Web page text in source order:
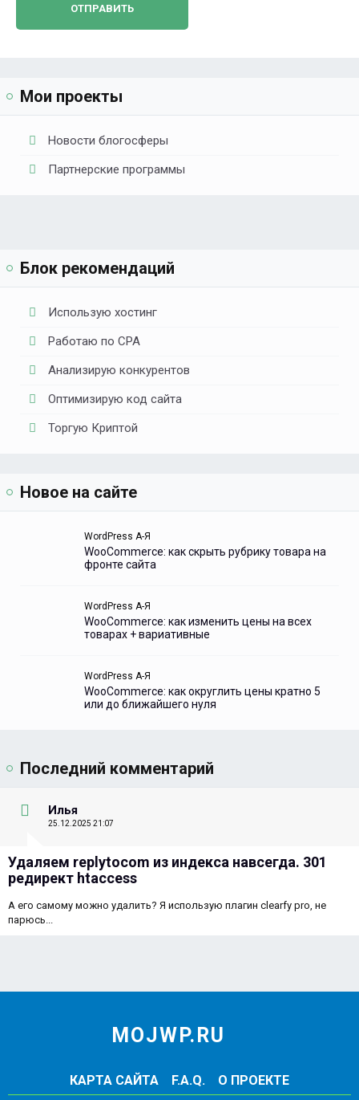
Мои проекты
Новости блогосферы
Партнерские программы
Блок рекомендаций
Использую хостинг
Работаю по CPA
Анализирую конкурентов
Оптимизирую код сайта
Торгую Криптой
Новое на сайте
WordPress А-Я
WooCommerce: как скрыть рубрику товара на
фронте сайта
WordPress А-Я
WooCommerce: как изменить цены на всех
товарах + вариативные
WordPress А-Я
WooCommerce: как округлить цены кратно 5
или до ближайшего нуля
Последний комментарий
Илья
25.12.2025 21:07
Удаляем replytocom из индекса навсегда. 301
редирект htaccess
А его самому можно удалить? Я использую плагин clearfy pro, не
парюсь...
MOJWP.RU
КАРТА САЙТА F.A.Q. О ПРОЕКТЕ